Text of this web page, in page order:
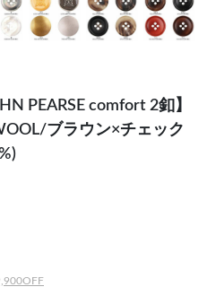
PEARSE comfort 2釦】
ブラウン×チェック